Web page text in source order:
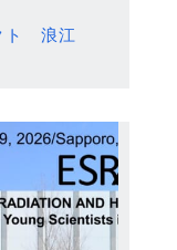
ト 浪江